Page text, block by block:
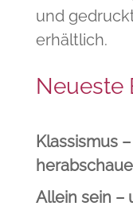
und
erhältlich.
Neueste
Klassismus
Allein sein –